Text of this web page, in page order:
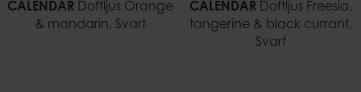
CALENDAR Doftljus Orange
& mandarin, Svart
CALENDAR Doftljus Freesia,
tangerine & black currant,
Svart